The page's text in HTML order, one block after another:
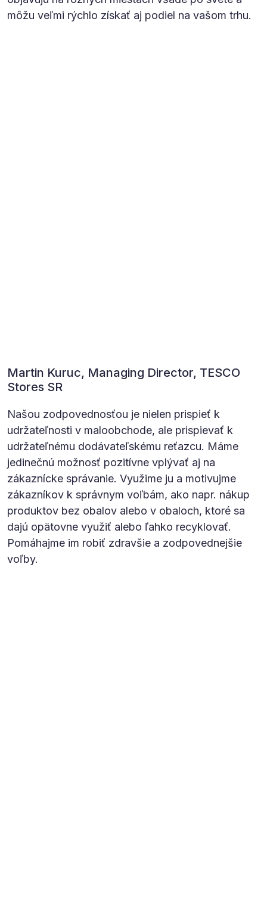
môžu veľmi rýchlo získať aj podiel na vašom trhu.
Martin Kuruc, Managing Director, TESCO
Stores SR
Našou zodpovednosťou je nielen prispieť k
udržateľnosti v maloobchode, ale prispievať k
udržateľnému dodávateľskému reťazcu. Máme
jedinečnú možnosť pozitívne vplývať aj na
zákaznícke správanie. Využime ju a motivujme
zákazníkov k správnym voľbám, ako napr. nákup
produktov bez obalov alebo v obaloch, ktoré sa
dajú opätovne využiť alebo ľahko recyklovať.
Pomáhajme im robiť zdravšie a zodpovednejšie
voľby.